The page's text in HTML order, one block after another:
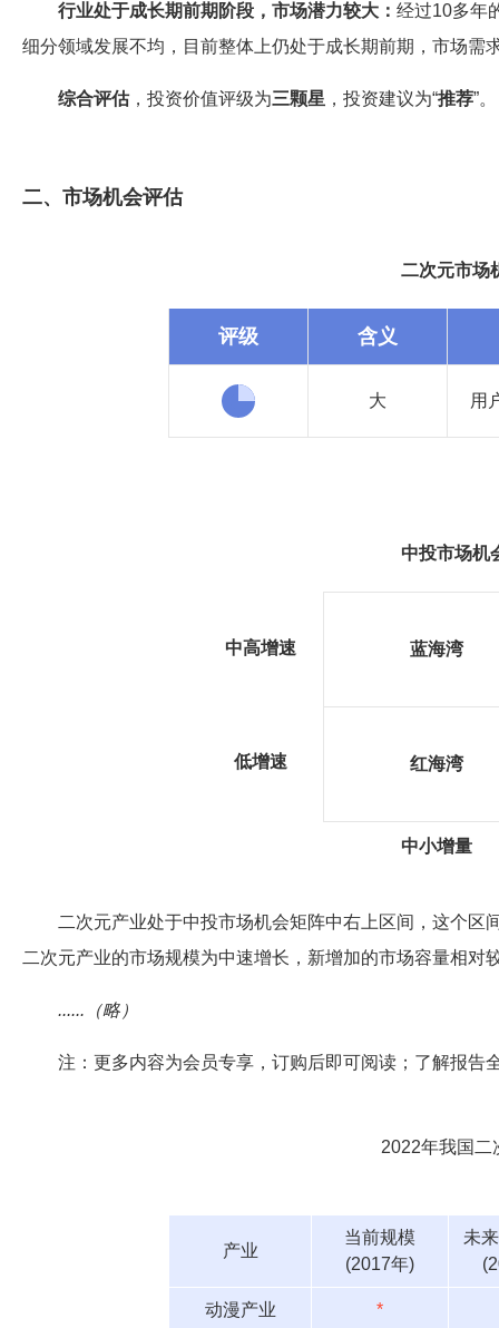
行业处于成长期前期阶段，市场潜力较大： 经过10多年
细分领域发展不均，目前整体上仍处于成长期前期，市场需
综合评估，投资价值评级为三颗星 ，投资建议为“推荐”。
二、市场机会评估
二次元市场
评级 含义
大 用
中投市场机
中高增速
低增速
蓝海湾
红海湾
中小增量
二次元产业处于中投市场机会矩阵中右上区间，这个区
二次元产业的市场规模为中速增长，新增加的市场容量相对
......（略）
注：更多内容为会员专享，订购后即可阅读；了解报告
2022年我国二
产业
当前规模
(2017年)
未
动漫产业 *